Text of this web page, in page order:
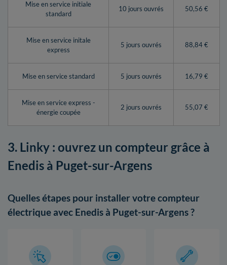
Mise en service initiale
standard
10 jours ouvrés 50,56 €
Mise en service initale
express
5 jours ouvrés 88,84 €
Mise en service standard 5 jours ouvrés 16,79 €
Mise en service express -
énergie coupée
2 jours ouvrés 55,07 €
3. Linky : ouvrez un compteur grâce à
Enedis à Puget-sur-Argens
Quelles étapes pour installer votre compteur
électrique avec Enedis à Puget-sur-Argens ?